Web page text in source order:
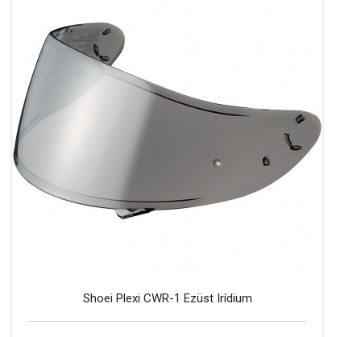
Shoei Plexi CWR-1 Ezüst Irídium